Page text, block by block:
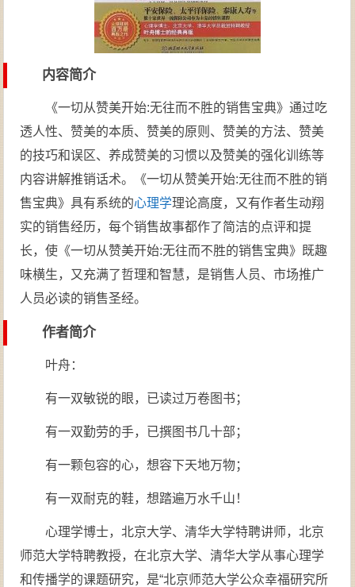
内容简介
《一切从赞美开始:无往而不胜的销售宝典》通过吃
透人性、赞美的本质、赞美的原则、赞美的方法、赞美
的技巧和误区、养成赞美的习惯以及赞美的强化训练等
内容讲解推销话术。《一切从赞美开始:无往而不胜的销
售宝典》具有系统的心理学理论高度，又有作者生动翔
实的销售经历，每个销售故事都作了简洁的点评和提
长，使《一切从赞美开始:无往而不胜的销售宝典》既趣
味横生，又充满了哲理和智慧，是销售人员、市场推广
人员必读的销售圣经。
作者简介
叶舟：
有一双敏锐的眼，已读过万卷图书；
有一双勤劳的手，已撰图书几十部；
有一颗包容的心，想容下天地万物；
有一双耐克的鞋，想踏遍万水千山！
心理学博士，北京大学、清华大学特聘讲师，北京
师范大学特聘教授，在北京大学、清华大学从事心理学
和传播学的课题研究，是“北京师范大学公众幸福研究所